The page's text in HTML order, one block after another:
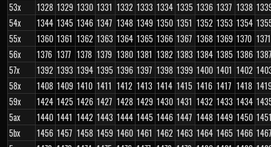
53x
1328 1329 1330 1331 1332 1333 1334 1335 1336 1337 1338
54x
1344 1345 1346 1347 1348 1349 1350 1351 1352 1353 1354
55x
1360 1361 1362 1363 1364 1365 1366 1367 1368 1369 1370 1371
56x
1376 1377 1378 1379 1380 1381 1382 1383 1384 1385 1386 1387
57x
1392 1393 1394 1395 1396 1397 1398 1399 1400 1401 1402
58x
1408 1409 1410 1411 1412 1413 1414 1415 1416 1417 1418
59x
1424 1425 1426 1427 1428 1429 1430 1431 1432 1433 1434
5ax
1440 1441 1442 1443 1444 1445 1446 1447 1448 1449 1450
5bx
1456 1457 1458 1459 1460 1461 1462 1463 1464 1465 1466 1467